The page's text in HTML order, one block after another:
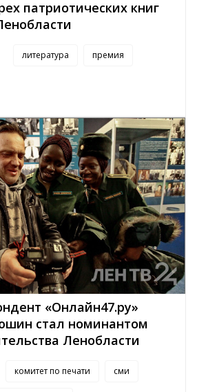
патриотических книг
литература премия
«Онлайн47.ру»
стал номинантом
Ленобласти
комитет по печати сми